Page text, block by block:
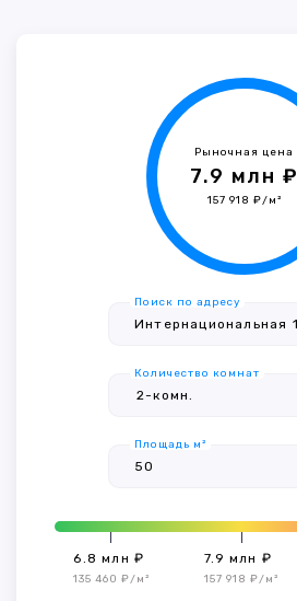
Рыночная цена
7.9 млн ₽
157 918 ₽/м²
Поиск по адресу
Количество комнат
Площадь м²
6.8 млн ₽
135 460 ₽/м²
7.9 млн ₽
157 918 ₽/м²